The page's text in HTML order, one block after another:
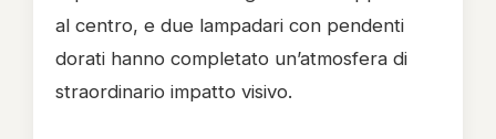
al centro, e due lampadari con pendenti
dorati hanno completato un’atmosfera di
straordinario impatto visivo.